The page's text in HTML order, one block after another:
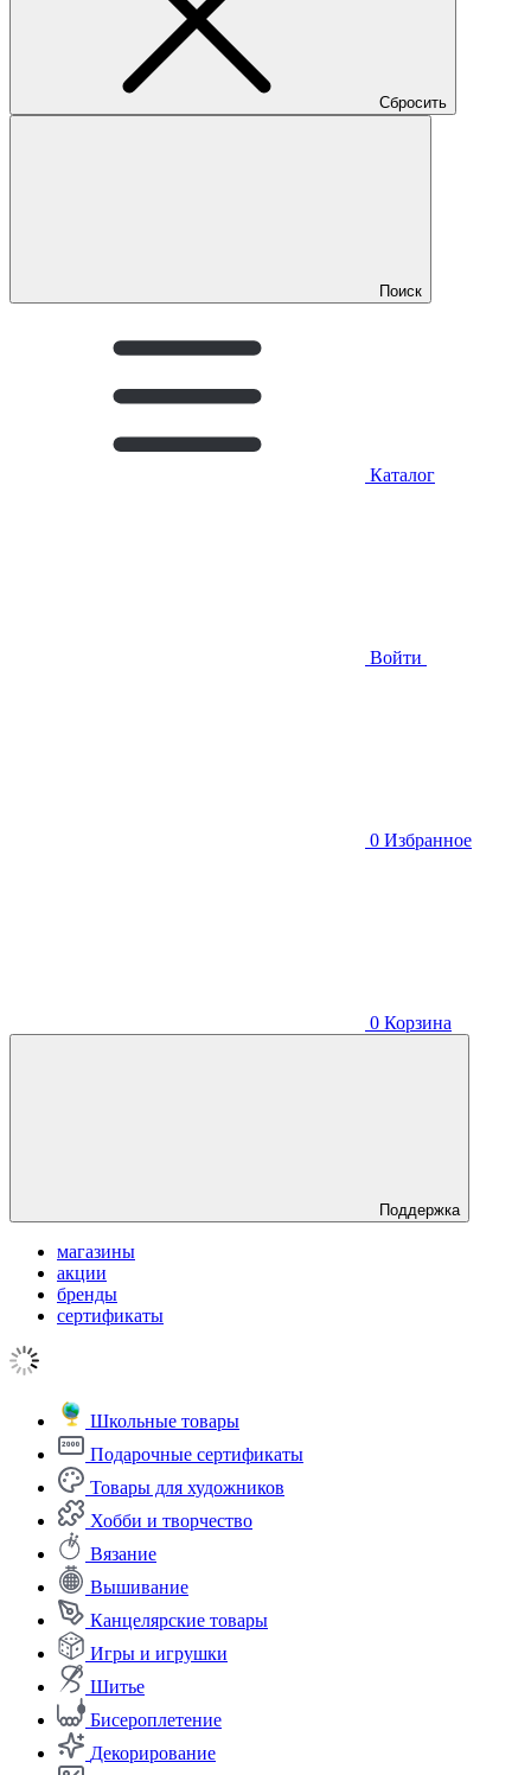
Сбросить
Поиск
Каталог
Войти
0 Избранное
0 Корзина
Поддержка
магазины
акции
бренды
сертификаты
Школьные товары
Подарочные сертификаты
Товары для художников
Хобби и творчество
Вязание
Вышивание
Канцелярские товары
Игры и игрушки
Шитье
Бисероплетение
Декорирование